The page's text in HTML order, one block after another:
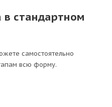
стандартном
самостоятельно
всю форму.